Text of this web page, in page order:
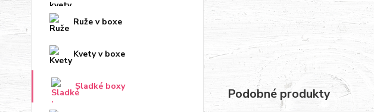
Ruže v boxe
Kvety v boxe
Sladké boxy Podobné produkty